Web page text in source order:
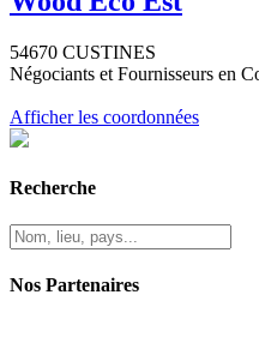
54670 CUSTINES
Négociants et Fournisseurs en
Afficher les coordonnées
Recherche
Nos Partenaires